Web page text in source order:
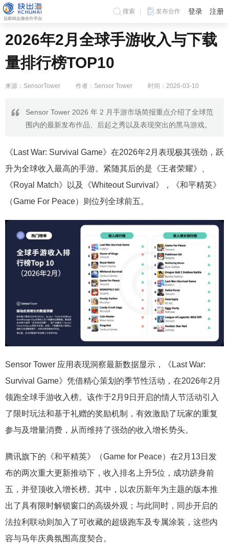
搜索 发布合作 登录 注册
2026年2月全球手游收入与下载
量排行榜TOP10
来源：SensorTower 作者：Sensor Tower 时间：2026-03-10
Sensor Tower 2026 年 2 月手游市场简报重点介绍了全球范
围内的最新发布作品、后起之秀以及表现突出的黑马游戏。
《Last War: Survival Game》在2026年2月表现极其强劲，跃
升为全球收入最高的手游。紧随其后的是《王者荣耀》、
《Royal Match》以及《Whiteout Survival》，《和平精英》
（Game For Peace）则位列全球前五。
Sensor Tower 应用表现洞察最新数据显示，《Last War:
Survival Game》凭借精心策划的季节性活动，在2026年2月
领跑全球手游收入榜。该作于2月9日开启的情人节活动引入
了限时玩法和基于礼赠的奖励机制，有效激励了玩家的重复
参与及增量消费，从而维持了强劲的收入增长势头。
腾讯旗下的《和平精英》（Game for Peace）在2月13日发
布的两次重大更新推动下，收入排名上升5位，成功跻身前
五，并登顶收入增长榜。其中，以农历新年为主题的版本推
出了具有限时解锁窗口的高级外观；与此同时，同步开启的
法拉利联动则加入了可收藏的超级跑车及专属涂装，这些内
容与马年庆典氛围高度契合。